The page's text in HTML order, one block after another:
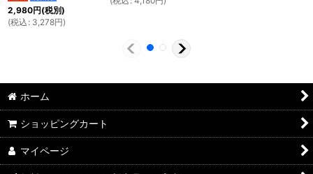
2,980円(税別)
(税込 : 3,278円)
ホーム
ショッピングカート
マイページ